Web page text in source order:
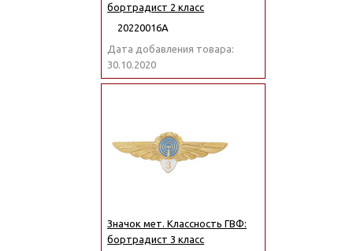
бортрадист 2 класс
20220016А
Дата добавления товара:
30.10.2020
Значок мет. Классность ГВФ:
бортрадист 3 класс